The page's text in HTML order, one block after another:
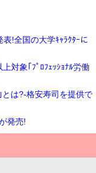
表!全国の大学ｷｬﾗｸﾀｰに
対象｢ﾌﾟﾛﾌｪｯｼｮﾅﾙ労働
とは?-格安寿司を提供で
発売!